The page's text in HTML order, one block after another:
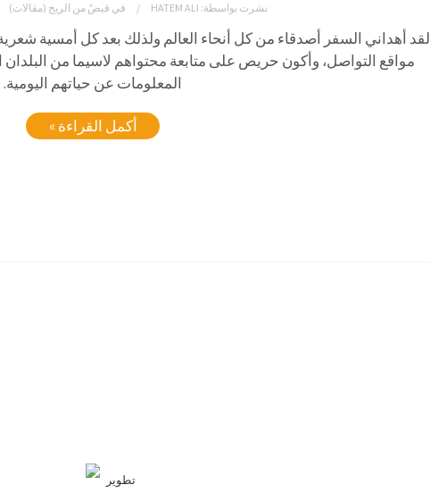
نشرت بواسطة: HATEM ALI في قبضٌ من الريح (مقالات)
لقد أهداني السفر أصدقاء من كل أنحاء العالم ولذلك بعد كل أمسية
مواقع التواصل، وأكون حريص على متابعة محتواهم لاسيما من البلدان
المعلومات عن حياتهم اليومية.
أكمل القراءة »
تطوير